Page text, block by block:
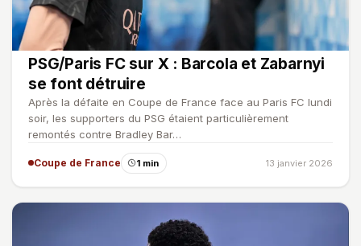
PSG/Paris FC sur X : Barcola et Zabarnyi
se font détruire
Après la défaite en Coupe de France face au Paris FC lundi
soir, les supporters du PSG étaient particulièrement
remontés contre Bradley Bar…
Coupe de France 1 min 13 janvier 2026